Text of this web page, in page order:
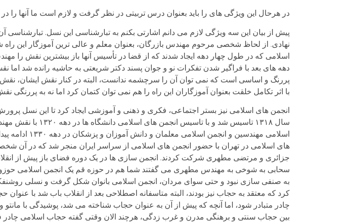
در هرحال این ویژگی های را باید بعنوان درس تربیتی در نظر گرفت و لازم است ما آنها را
پیش از بیان این سه ویژگی لازم می دانم اشارتی بکنم به تبارشناسی این نسل. تبارشناسی
نهادی. از لحاظ شخصی مرحوم مهندس بازرگان، بعنوان معلم و عالی ترین آموزگار این راه
اسلامی که در طول چهار دهه ایجاد شدند که از قضا در تأسیس آنها باز بیشترین نقش را
دهه های بعد با فراگیر شدن تفکرات نو و جوان پسند دکتر شریعتی به حاشیه رانده شد اما
پررنگ و اساسی است که نمی توان آن را سرچشمه ندانست، البته در کنار نقش ایشان،
با اثر تکامل خلقت بعنوان آموزگاران این راه را هم نمی توان کتمان کرد اما نه به پررنگی
انجمن های اسلامی نیز بستر اجتماعی، فکری و ذهنی و آموزشی ایجاد کرد تا این نسل
سال ۱۳۱۸ تاسیس شد و با
اسلامی مهندسین
های اسلامی در تهران با حضور انجمن های اسلامی از سراسر ایران منجر شد که در آن
جزائری و مرتضی مطهری شرکت کردند. انجمن سازی ها در یک دوره فضای باز پیش از
سحابی به شوخی به مهندس مطهری می گفتند شما هم در حوزه قم یک انجمن اسلامی
به صنفی سازی نبود و حتی سوای مردان، انجمن اسلامی بانوان شکل گرفت و نسلی روشنفکر
کرد که معتقد به حجاب نیز بودند، البته متاسفانه اصطلاحی بعد از انقلاب باب شد با
چادر متبادر شود، اما آنچه که پیش از آن به عنوان حجاب شناخته می شد، پوشیدگی با
بین حجاب سنتی و برهنگی مدرن و غرب زدگی، هرچند الان وقتی گفته حجاب اسلامی چادر